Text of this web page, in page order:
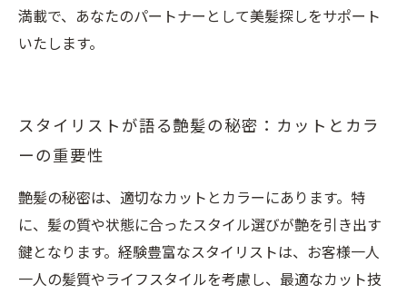
満載で、あなたのパートナーとして美髪探しをサポート
いたします。
スタイリストが語る艶髪の秘密：カットとカラ
ーの重要性
艶髪の秘密は、適切なカットとカラーにあります。特
に、髪の質や状態に合ったスタイル選びが艶を引き出す
鍵となります。経験豊富なスタイリストは、お客様一人
一人の髪質やライフスタイルを考慮し、最適なカット技